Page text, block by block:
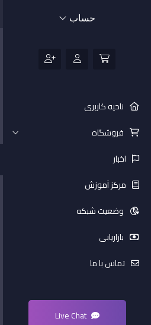
حساب
ناحیه کاربری
فروشگاه
اخبار
مرکز آموزش
وضعیت شبکه
بازاریابی
تماس با ما
Live Chat